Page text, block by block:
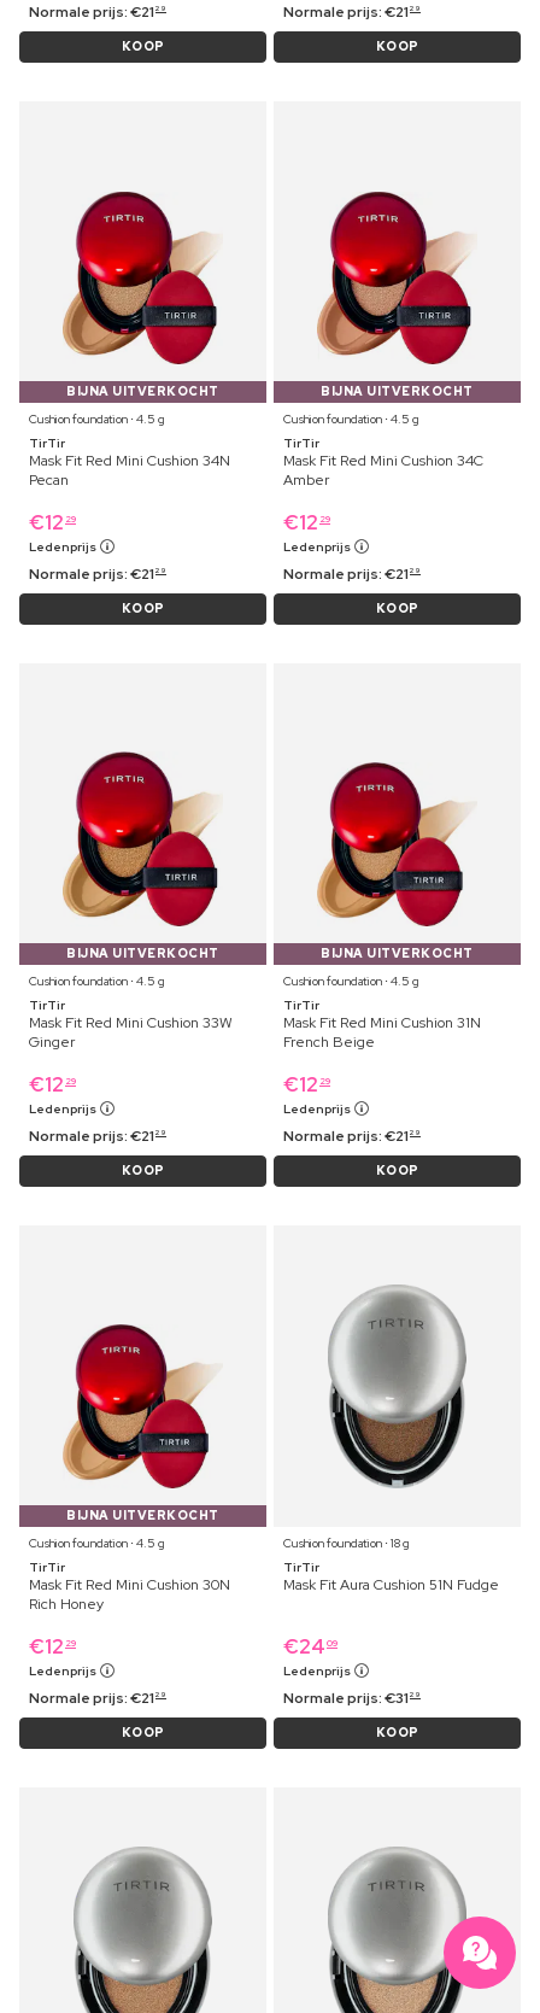
Normale prijs:€21 29
KOOP
Normale prijs:€21 29
KOOP
BIJNA UITVERKOCHT
Cushion foundation ⋅ 4.5 g
TirTir
Mask Fit Red Mini Cushion 34N
Pecan
€12 29
Ledenprijs
Normale prijs:€21 29
KOOP
BIJNA UITVERKOCHT
Cushion foundation ⋅ 4.5 g
TirTir
Mask Fit Red Mini Cushion 34C
Amber
€12 29
Ledenprijs
Normale prijs:€21 29
KOOP
BIJNA UITVERKOCHT
Cushion foundation ⋅ 4.5 g
TirTir
Mask Fit Red Mini Cushion 33W
Ginger
€12 29
Ledenprijs
Normale prijs:€21 29
KOOP
BIJNA UITVERKOCHT
Cushion foundation ⋅ 4.5 g
TirTir
Mask Fit Red Mini Cushion 31N
French Beige
€12 29
Ledenprijs
Normale prijs:€21 29
KOOP
BIJNA UITVERKOCHT
Cushion foundation ⋅ 4.5 g
TirTir
Mask Fit Red Mini Cushion 30N
Rich Honey
€12 29
Ledenprijs
Normale prijs:€21 29
KOOP
Cushion foundation ⋅ 18 g
TirTir
Mask Fit Aura Cushion 51N Fudge
€24 09
Ledenprijs
Normale prijs:€31 29
KOOP